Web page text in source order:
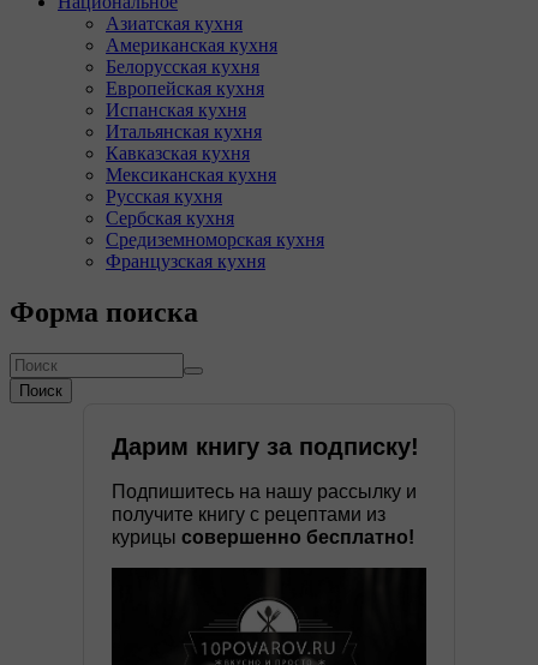
Азиатская кухня
Американская кухня
Белорусская кухня
Европейская кухня
Испанская кухня
Итальянская кухня
Кавказская кухня
Мексиканская кухня
Русская кухня
Сербская кухня
Средиземноморская кухня
Французская кухня
Форма поиска
Поиск
Дарим книгу за подписку!
Подпишитесь на нашу рассылку и
получите книгу с рецептами из
курицы совершенно бесплатно!